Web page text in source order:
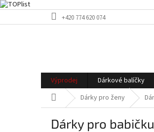
na
+420 774 620 074
Výprodej Dárkové balíčky
Domů Dárky pro ženy
Dárky pro babičku